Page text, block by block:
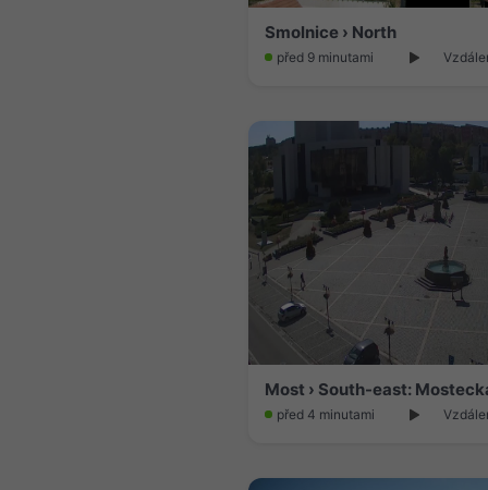
Smolnice › North
před 9 minutami
před 4 minutami